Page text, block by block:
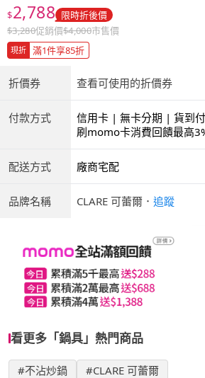
$2,788 限時折後價
$3,280促銷價$4,000市售價
現折 滿1件享85折
折價券 查看可使用的折價券
付款方式
信用卡 | 無卡分期 | 貨到
商付款 | ATM | 銀聯卡
刷momo卡消費回饋最高
配送方式 廠商宅配
品牌名稱 CLARE 可蕾爾 ． 追蹤
看更多「鍋具」熱門商品
#不沾炒鍋 #CLARE 可蕾爾